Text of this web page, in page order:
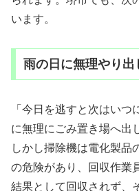
います。
雨の日に無理やり出
「今日を逃すと次はいつ
に無理にごみ置き場へ出
しかし掃除機は電化製品
の危険があり、回収作業
結果として回収されず、